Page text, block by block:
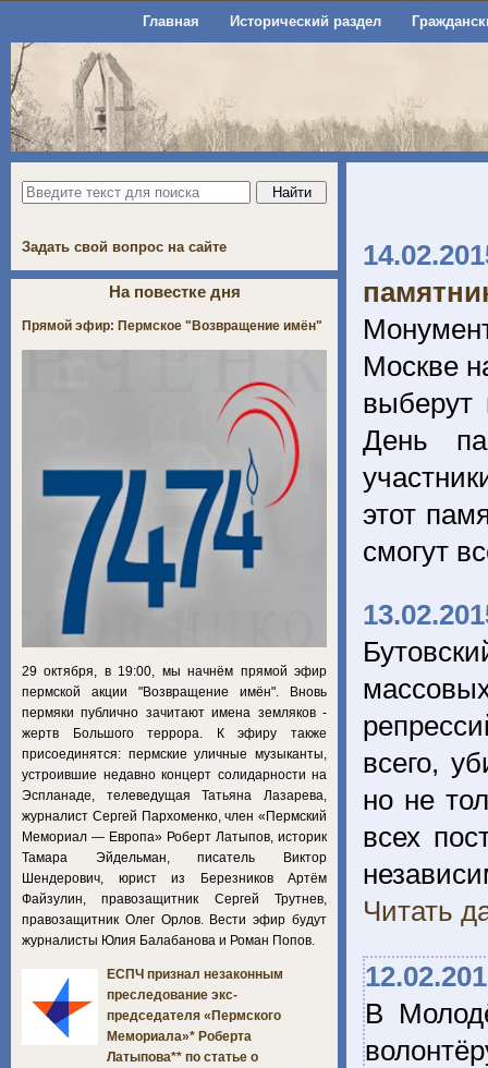
Главная Исторический раздел
Москве
выберут
День
этот
смогут
всего,
но не
всех
Читать
В
Задать свой вопрос на сайте
На повестке дня
Прямой эфир: Пермское "Возвращение имён"
29 октября, в 19:00, мы начнём прямой эфир
пермской акции "Возвращение имён". Вновь
пермяки публично зачитают имена земляков -
жертв Большого террора. К эфиру также
присоединятся: пермские уличные музыканты,
устроившие недавно концерт солидарности на
Эспланаде, телеведущая Татьяна Лазарева,
журналист Сергей Пархоменко, член «Пермский
Мемориал — Европа» Роберт Латыпов, историк
Тамара Эйдельман, писатель Виктор
Шендерович, юрист из Березников Артём
Файзулин, правозащитник Сергей Трутнев,
правозащитник Олег Орлов. Вести эфир будут
журналисты Юлия Балабанова и Роман Попов.
ЕСПЧ признал незаконным
преследование экс-
председателя «Пермского
Мемориала»* Роберта
Латыпова** по статье о